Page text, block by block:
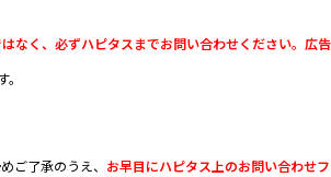
なく、必ずハピタスまでお問い合わせください。広
。
ご了承のうえ、 お早目にハピタス上のお問い合わせ